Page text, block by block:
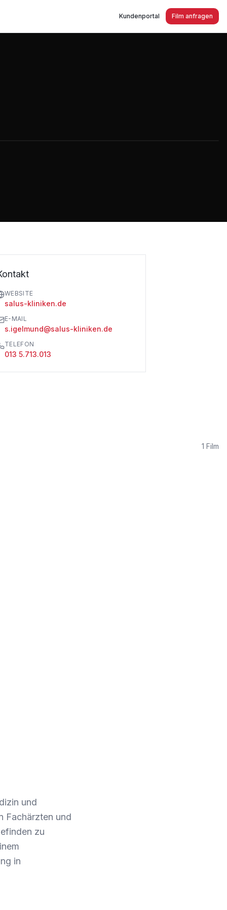
Kundenportal Film anfragen
WEBSITE
salus-kliniken.de
E-MAIL
s.igelmund@salus-kliniken.de
TELEFON
013 5.713.013
1 Film
und
Fachärzten und
zu
in